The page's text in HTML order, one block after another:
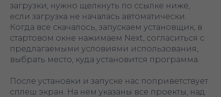
загрузки, нужно щелкнуть по ссылке ниже,
если загрузка не началась автоматически.
Когда все скачалось, запускаем установщик, в
стартовом окне нажимаем Next, согласиться с
предлагаемыми условиями использования,
выбрать место, куда установится программа.
После установки и запуске нас поприветствует
сплеш экран. На нем указаны все проекты, над